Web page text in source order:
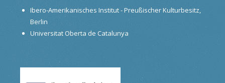
Ibero-Amerikanisches Institut - Preußischer Kulturbesitz,
Berlin
Universitat Oberta de Catalunya